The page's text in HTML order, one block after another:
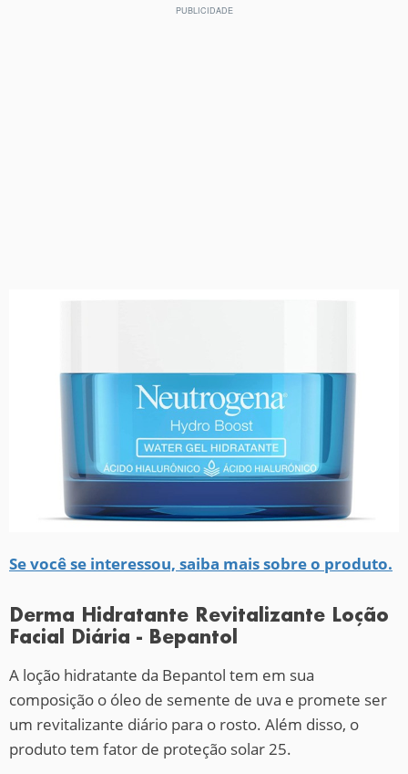
Se você se interessou, saiba mais sobre o produto.
Derma Hidratante Revitalizante Loção
Facial Diária - Bepantol
A loção hidratante da Bepantol tem em sua
composição o óleo de semente de uva e promete ser
um revitalizante diário para o rosto. Além disso, o
produto tem fator de proteção solar 25.